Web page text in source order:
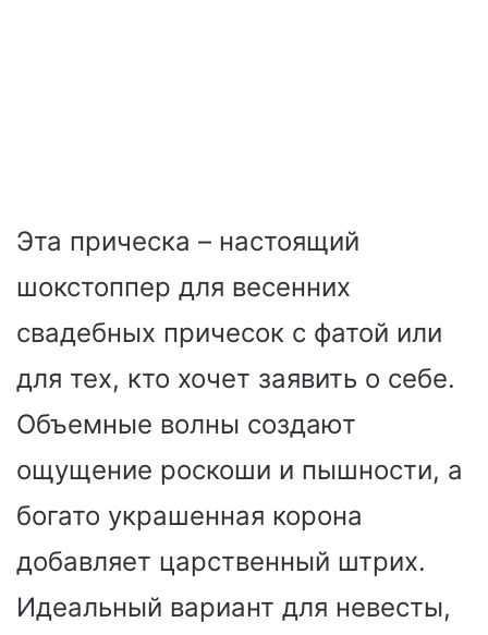
Эта прическа – настоящий
шокстоппер для весенних
свадебных причесок с фатой или
для тех, кто хочет заявить о себе.
Объемные волны создают
ощущение роскоши и пышности, а
богато украшенная корона
добавляет царственный штрих.
Идеальный вариант для невесты,